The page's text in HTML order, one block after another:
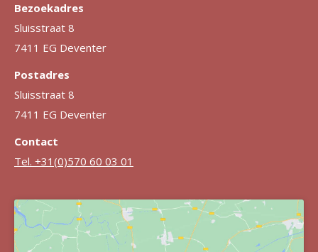
Bezoekadres
Sluisstraat 8
7411 EG Deventer
Postadres
Sluisstraat 8
7411 EG Deventer
Contact
Tel. +31(0)570 60 03 01